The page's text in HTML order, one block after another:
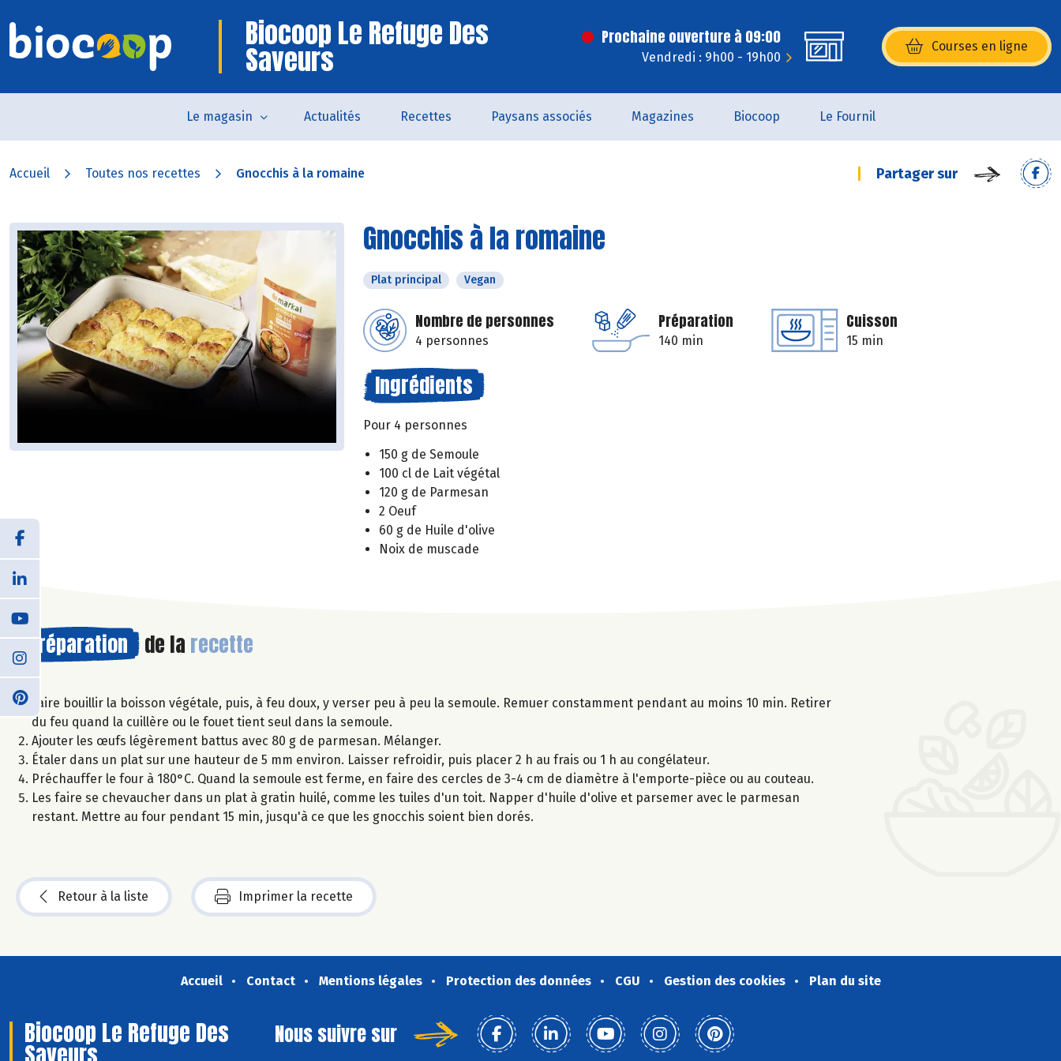
Biocoop Le Refuge Des
Saveurs
Prochaine ouverture à 09:00
Vendredi : 9h00 - 19h00
Courses en ligne
(s’ouvre dans une nouvelle
Le magasin Actualités Recettes Paysans associés Magazines Biocoop Le Fournil
Accueil Toutes nos recettes Gnocchis à la romaine Partager sur
Gnocchis à la romaine
Plat principal Vegan
Nombre de personnes
4 personnes
Préparation
140 min
Cuisson
15 min
Ingrédients
Pour 4 personnes
150 g de Semoule
100 cl de Lait végétal
120 g de Parmesan
2 Oeuf
60 g de Huile d'olive
Noix de muscade
Préparation de la recette
Faire bouillir la boisson végétale, puis, à feu doux, y verser peu à peu la semoule. Remuer constamment pendant au moins 10 min. Retirer
du feu quand la cuillère ou le fouet tient seul dans la semoule.
Ajouter les œufs légèrement battus avec 80 g de parmesan. Mélanger.
Étaler dans un plat sur une hauteur de 5 mm environ. Laisser refroidir, puis placer 2 h au frais ou 1 h au congélateur.
Préchauffer le four à 180°C. Quand la semoule est ferme, en faire des cercles de 3-4 cm de diamètre à l'emporte-pièce ou au couteau.
Les faire se chevaucher dans un plat à gratin huilé, comme les tuiles d'un toit. Napper d'huile d'olive et parsemer avec le parmesan
restant. Mettre au four pendant 15 min, jusqu'à ce que les gnocchis soient bien dorés.
Retour à la liste Imprimer la recette
Accueil Contact Mentions légales Protection des données CGU Gestion des cookies Plan du site
Biocoop Le Refuge Des Nous suivre sur